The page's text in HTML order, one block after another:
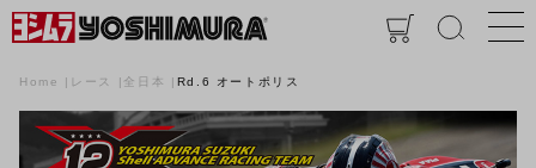
Home レース 全日本 Rd.6 オートポリス